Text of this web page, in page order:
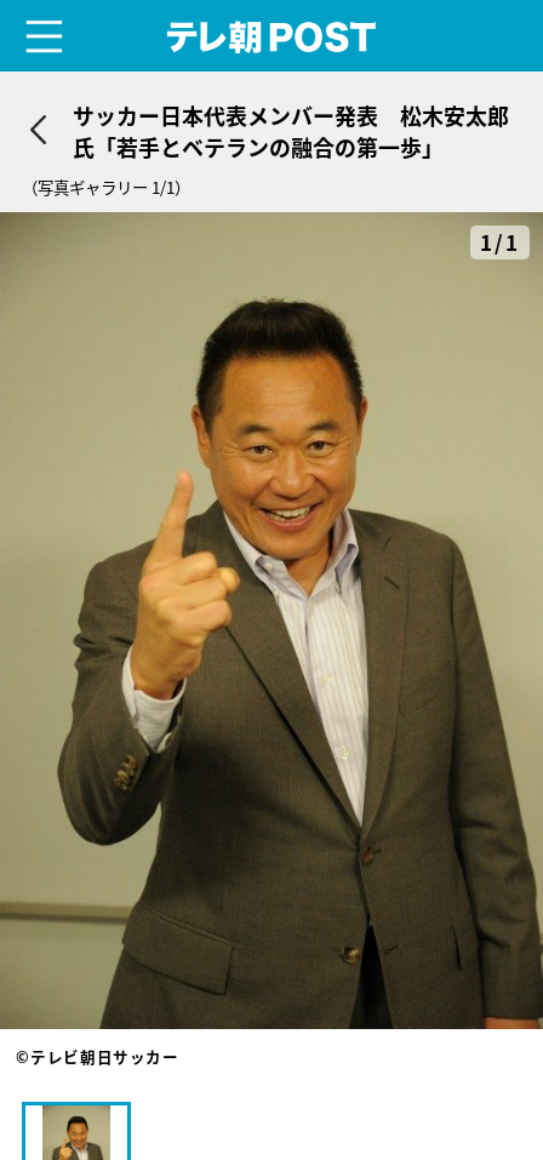
サッカー日本代表メンバー発表 松木安太郎
氏「若手とベテランの融合の第一歩」
（写真ギャラリー 1/1）
1/1
©テレビ朝日サッカー